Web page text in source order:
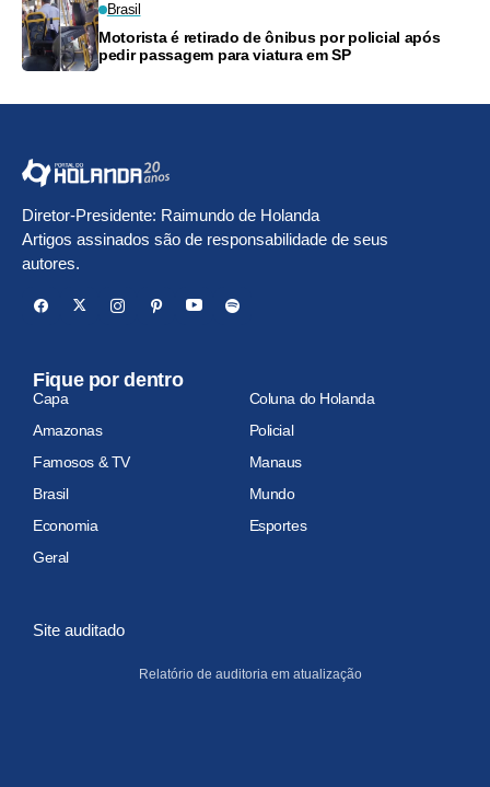
Brasil
Motorista é retirado de ônibus por policial após
pedir passagem para viatura em SP
Diretor-Presidente: Raimundo de Holanda
Artigos assinados são de responsabilidade de seus
autores.
Fique por dentro
Capa
Coluna do Holanda
Amazonas
Policial
Famosos & TV
Manaus
Brasil
Mundo
Economia
Esportes
Geral
Site auditado
Relatório de auditoria em atualização